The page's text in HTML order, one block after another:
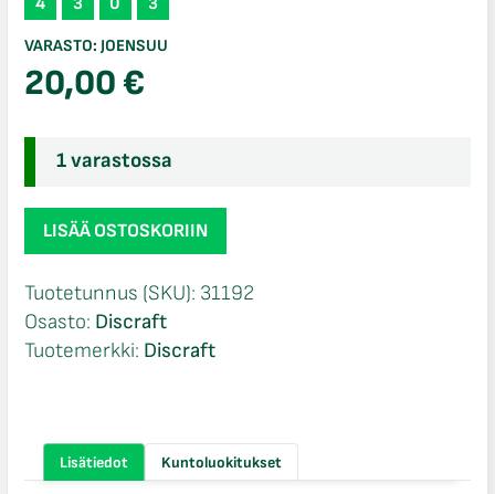
VARASTO: JOENSUU
20,00€
1 varastossa
Discraft
Z
Zone
5xpm
määrä
LISÄÄ OSTOSKORIIN
Tuotetunnus (SKU): 31192
Osasto: Discraft
Tuotemerkki: Discraft
Lisätiedot Kuntoluokitukset